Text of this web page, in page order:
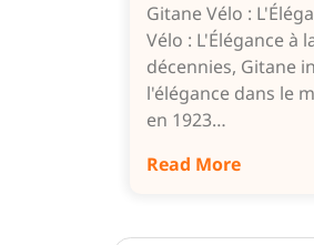
Gitane Vélo :
Vélo : L'Élégance à
décennies, Gitane
l'élégance dans le
en 1923…
Read More